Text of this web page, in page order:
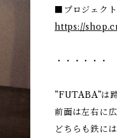
■プロジェク
https://
・・・・・・
”FUTABA”は
前面は左右に
どちらも鉄に